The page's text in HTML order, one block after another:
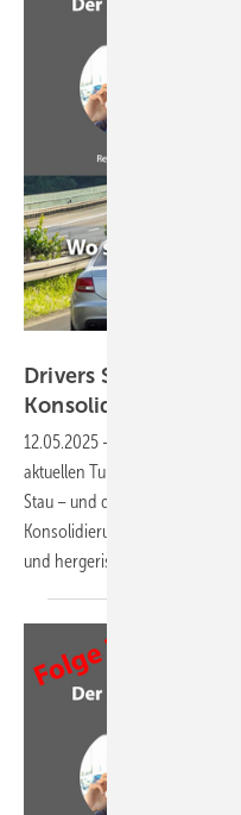
Drivers Seat 30:
Konsolidierung?
12.05.2025 -
aktuellen Turbulenzen auf dem
Stau – und diskutieren über
Konsolidierung, Pleiten und
und hergerissen